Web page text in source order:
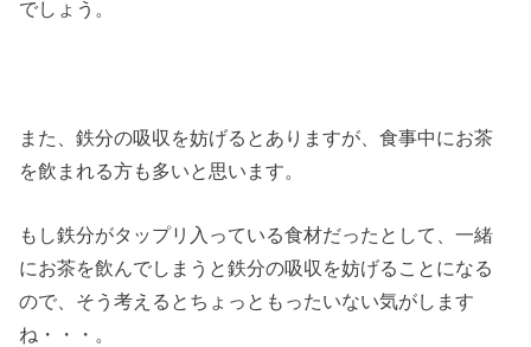
でしょう。
また、鉄分の吸収を妨げるとありますが、食事中にお茶
を飲まれる方も多いと思います。
もし鉄分がタップリ入っている食材だったとして、一緒
にお茶を飲んでしまうと鉄分の吸収を妨げることになる
ので、そう考えるとちょっともったいない気がします
ね・・・。